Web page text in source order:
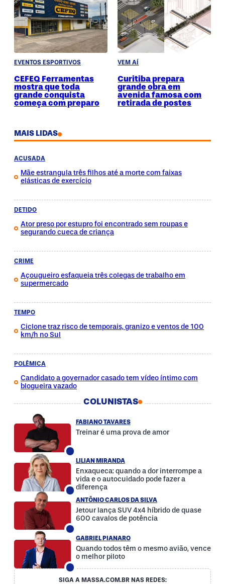
EVENTOS ESPORTIVOS
CEFEQ Ferramentas
mostra que toda
grande conquista
começa com preparo
VEM AÍ
Curitiba prepara
grande obra em
avenida famosa com
retirada de postes
MAIS LIDAS
ACUSADA
Mãe estrangula três filhos até a morte com faixas
elásticas de exercício
DETIDO
Ator preso por estupro foi encontrado sem roupas e
segurando cueca de criança
CRIME
Açougueiro esfaqueia três colegas de trabalho em
supermercado
TEMPO
Ciclone traz risco de temporais, granizo e ventos de 100
km/h no Sul
POLÊMICA
Candidato a governador casado tem vídeo íntimo com
blogueira vazado
COLUNISTAS
FABIANO TAVARES
Treinar é uma prova de amor
LILIAN MIRANDA
Enxaqueca: quando a dor interrompe a
vida e o autocuidado pode fazer a
diferença
ANTÔNIO CARLOS DA SILVA
Jetour lança SUV 4x4 híbrido de quase
600 cavalos de potência
GABRIEL PIANARO
Quando todos têm o mesmo avião, vence
o melhor piloto
SIGA A MASSA.COM.BR NAS REDES: